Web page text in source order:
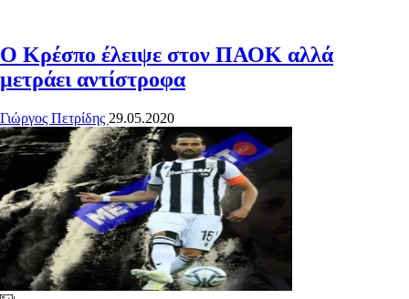
Ο Κρέσπο έλειψε στον ΠΑΟΚ αλλά
μετράει αντίστροφα
Γιώργος Πετρίδης 29.05.2020